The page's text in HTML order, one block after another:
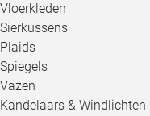
Vloerkleden
Sierkussens
Plaids
Spiegels
Vazen
Kandelaars & Windlichten